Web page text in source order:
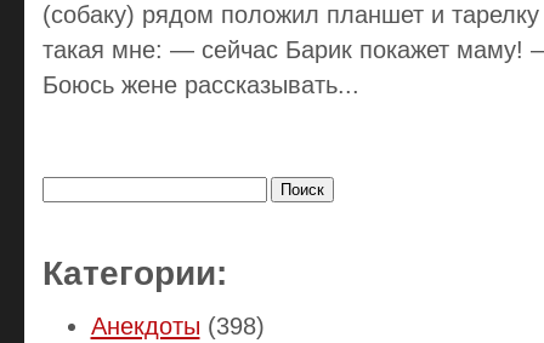
(собаку) рядом положил планшет и
такая мне: — сейчас Барик покажет маму!
Боюсь жене рассказывать...
Категории:
Анекдоты (398)